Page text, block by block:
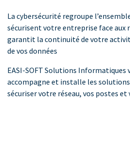
La cybersécurité regroupe
sécurisent votre entreprise face aux
garantit la continuité de votre
de vos données
EASI-SOFT Solutions Informatiques
accompagne et installe les
sécuriser votre réseau, vos postes et